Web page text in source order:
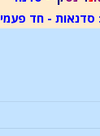
סדנאות - חד פעמי